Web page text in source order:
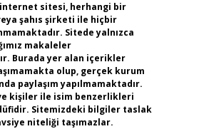
internet sitesi, herhangi bir
şahıs şirketi ile hiçbir
Sitede yalnızca
makaleler
Burada yer alan içerikler
olup, gerçek kurum
paylaşım yapılmamaktadır.
kişiler ile isim benzerlikleri
Sitemizdeki bilgiler taslak
niteliği taşımazlar.